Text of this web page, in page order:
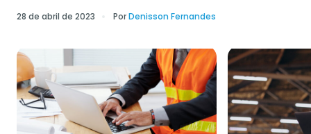
28 de abril de 2023 PorDenisson Fernandes